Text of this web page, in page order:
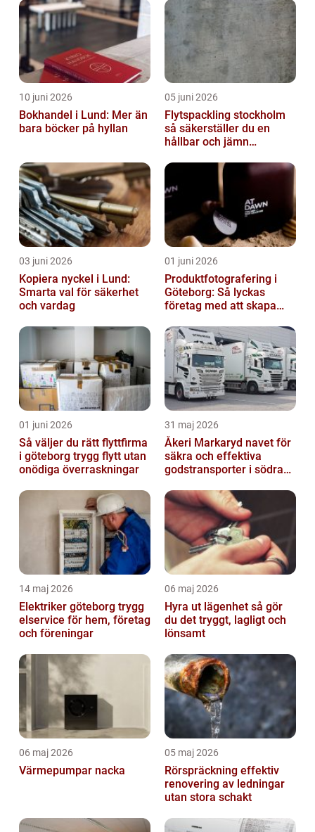
10 juni 2026
Bokhandel i Lund: Mer än
bara böcker på hyllan
05 juni 2026
Flytspackling stockholm
så säkerställer du en
hållbar och jämn
03 juni 2026
Kopiera nyckel i Lund:
Smarta val för säkerhet
och vardag
01 juni 2026
Produktfotografering i
Göteborg: Så lyckas
företag med att skapa
01 juni 2026
Så väljer du rätt flyttfirma
i göteborg trygg flytt utan
onödiga överraskningar
31 maj 2026
Åkeri Markaryd navet för
säkra och effektiva
godstransporter i södra
14 maj 2026
Elektriker göteborg trygg
elservice för hem, företag
och föreningar
06 maj 2026
Hyra ut lägenhet så gör
du det tryggt, lagligt och
lönsamt
06 maj 2026
Värmepumpar nacka
05 maj 2026
Rörspräckning effektiv
renovering av ledningar
utan stora schakt